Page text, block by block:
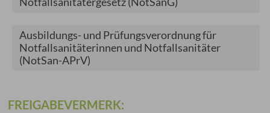
Ausbildungs- und Prüfungsverordnung für
Notfallsanitäterinnen und Notfallsanitäter
(NotSan-APrV)
FREIGABEVERMERK: